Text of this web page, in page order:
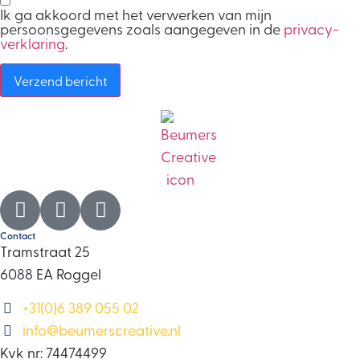
Ik ga akkoord met het verwerken van mijn
persoonsgegevens zoals aangegeven in de privacy-
verklaring.
Verzend bericht
Contact
Tramstraat 25
6088 EA Roggel
+31(0)6 389 055 02
info@beumerscreative.nl
Kvk nr: 74474499